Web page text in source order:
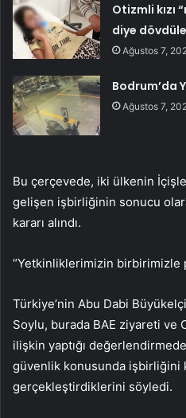
Otizmli kızı
diye
Ağustos 7,
Bodrum’da
Ağustos 7,
Bu çerçevede, iki ülkenin
gelişen işbirliğinin sonucu
kararı alındı.
“Yetkinliklerimizin birbirimizle
Türkiye’nin Abu Dabi
Soylu, burada BAE ziyareti ve
ilişkin yaptığı
güvenlik konusunda
gerçekleştirdiklerini söyledi.